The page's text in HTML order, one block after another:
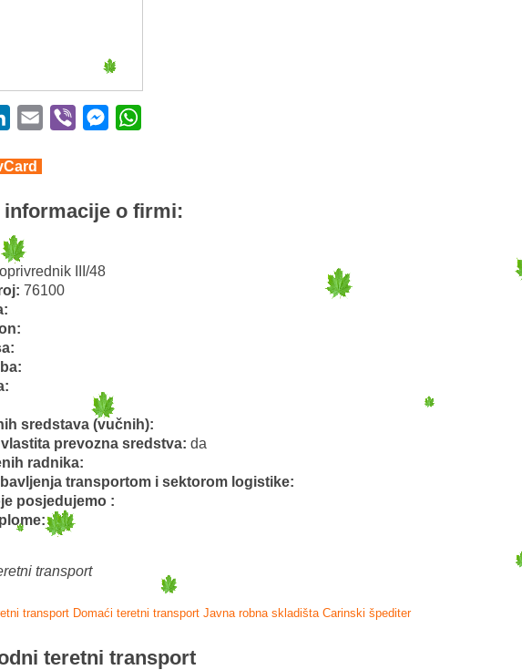
LinkedIn
Email Viber Messenger
informacije o firmi:
III/48
76100
sredstava (vučnih):
prevozna sredstva: da
radnika:
transportom i sektorom logistike:
posjedujemo :
transport
transport Domaći teretni transport Javna robna skladišta Carinski špediter
teretni transport